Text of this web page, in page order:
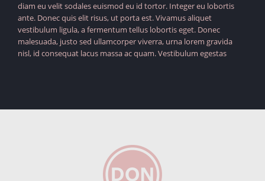
diam eu velit sodales euismod eu id tortor. Integer eu lobortis
ante. Donec quis elit risus, ut porta est. Vivamus aliquet
vestibulum ligula, a fermentum tellus lobortis eget. Donec
malesuada, justo sed ullamcorper viverra, urna lorem gravida
nisl, id consequat lacus massa ac quam. Vestibulum egestas